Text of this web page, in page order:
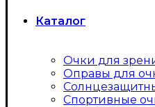
Каталог
Очки для
Оправы для
Спортивные